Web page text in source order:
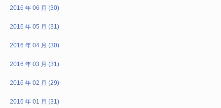
2016 年 06 月 (30)
2016 年 05 月 (31)
2016 年 04 月 (30)
2016 年 03 月 (31)
2016 年 02 月 (29)
2016 年 01 月 (31)